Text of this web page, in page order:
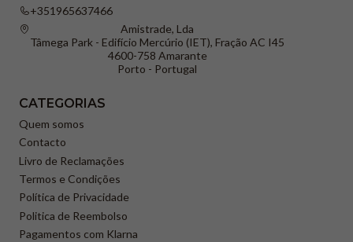
+351965637466
Amistrade, Lda
Tâmega Park - Edifício Mercúrio (IET), Fração AC I45
4600-758 Amarante
Porto - Portugal
CATEGORIAS
Quem somos
Contacto
Livro de Reclamações
Termos e Condições
Política de Privacidade
Politica de Reembolso
Pagamentos com Klarna